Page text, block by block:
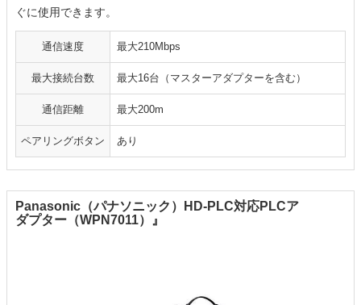
ぐに使用できます。
通信速度 最大210Mbps
最大接続台数 最大16台（マスターアダプターを含む）
通信距離 最大200m
ペアリングボタン あり
Panasonic（パナソニック）HD-PLC対応PLCア
ダプター（WPN7011）』